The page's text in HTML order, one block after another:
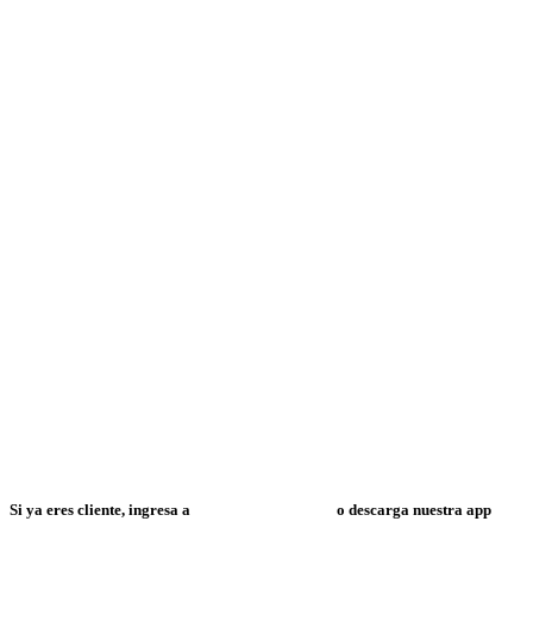
Si ya eres cliente, ingresa a o descarga nuestra app